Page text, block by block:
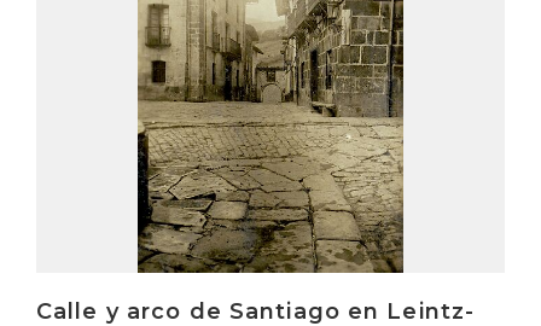
Calle y arco de Santiago en Leintz-